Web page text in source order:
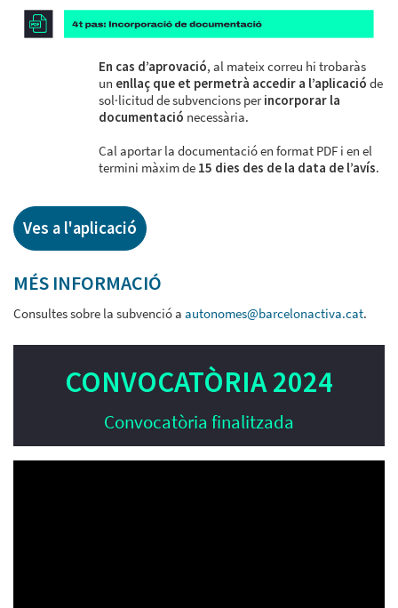
En cas d’aprovació, al mateix correu hi trobaràs
un enllaç que et permetrà accedir a l’aplicació de
sol·licitud de subvencions perincorporar la
documentació necessària.
Cal aportar la documentació en format PDF i en el
termini màxim de 15 dies des de la data de l’avís.
Ves a l'aplicació
MÉS INFORMACIÓ
Consultes sobre la subvenció a autonomes@barcelonactiva.cat.
CONVOCATÒRIA 2024
Convocatòria finalitzada